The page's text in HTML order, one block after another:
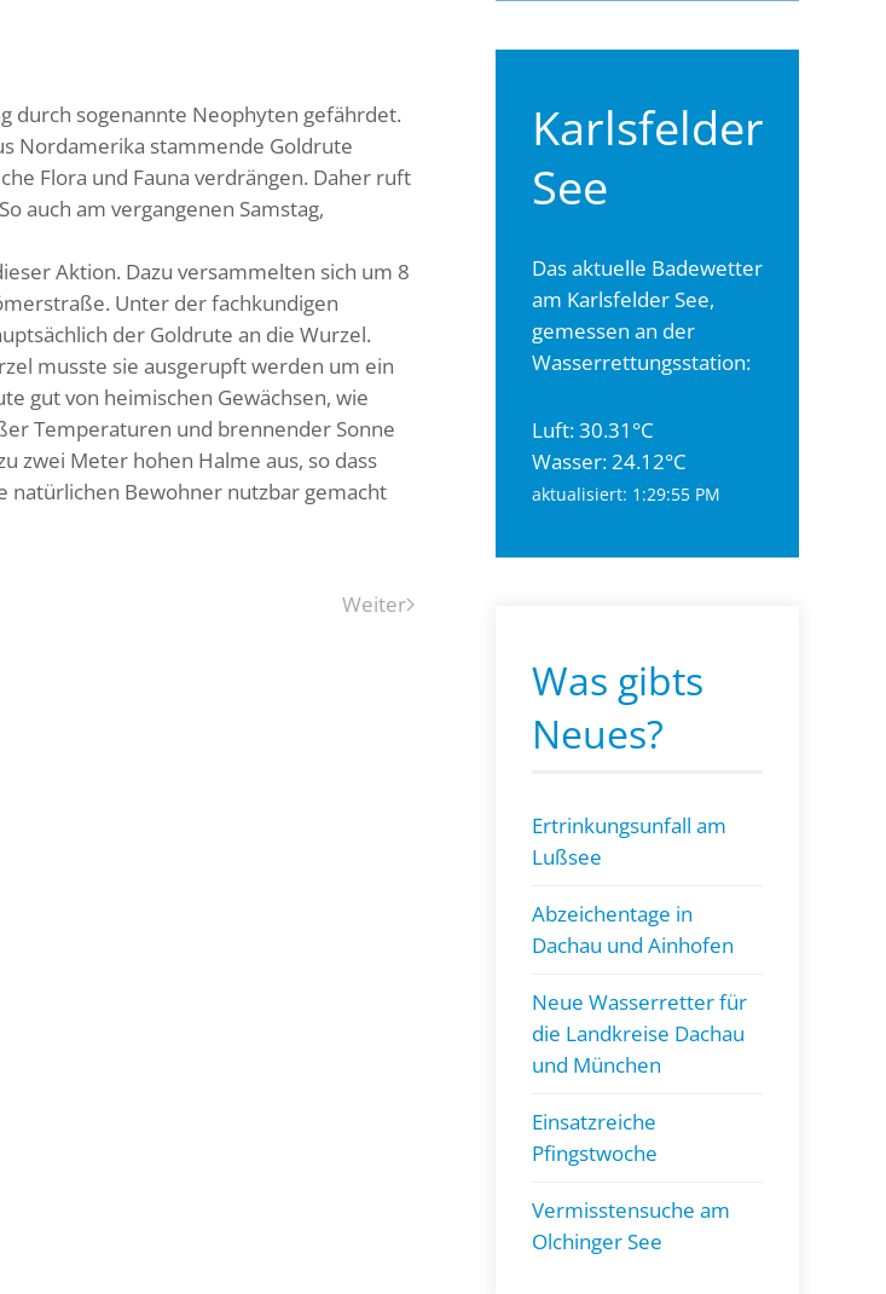
durch sogenannte Neophyten gefährdet.
Nordamerika stammende Goldrute
Flora und Fauna verdrängen. Daher ruft
auch am vergangenen Samstag,
Aktion. Dazu versammelten sich um 8
Unter der fachkundigen
der Goldrute an die Wurzel.
musste sie ausgerupft werden um ein
gut von heimischen Gewächsen, wie
Temperaturen und brennender Sonne
zwei Meter hohen Halme aus, so dass
Bewohner nutzbar gemacht
Weiter
Karlsfelder
See
Das aktuelle Badewetter
am Karlsfelder See,
gemessen an der
Wasserrettungsstation:
Luft: 30.31°C
Wasser: 24.12°C
aktualisiert: 1:29:55 PM
Was gibts
Neues?
Ertrinkungsunfall am
Lußsee
Abzeichentage in
Dachau und Ainhofen
Neue Wasserretter für
die Landkreise Dachau
und München
Einsatzreiche
Pfingstwoche
Vermisstensuche am
Olchinger See